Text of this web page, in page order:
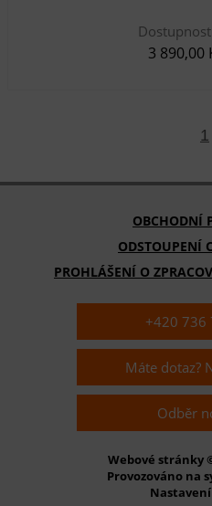
3 890,00
1
OBCHODNÍ
ODSTOUPENÍ
PROHLÁŠENÍ O
+420 736
Máte dotaz?
Odběr
Webové stránky
Provozováno na